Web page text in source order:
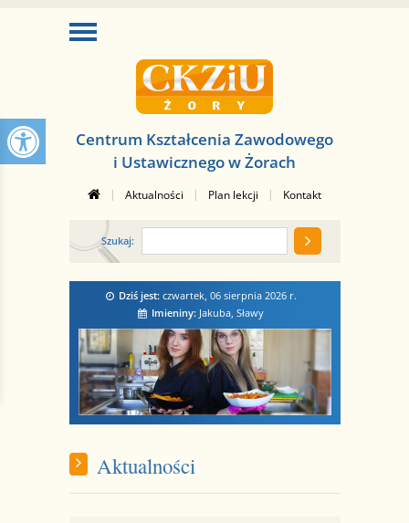
Centrum Kształcenia Zawodowego
i Ustawicznego w Żorach
| Aktualności | Plan lekcji | Kontakt
Szukaj:
Dziś jest: czwartek, 06 sierpnia 2026r.
Imieniny: Jakuba, Sławy
Aktualności